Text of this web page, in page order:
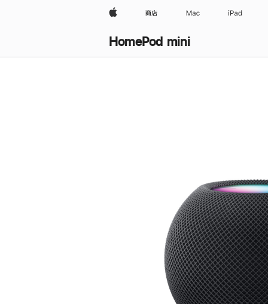
Apple 商店 Mac iPad
HomePod mini